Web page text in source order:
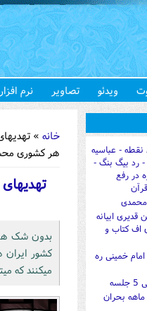
ویدئو تصاویر نرم افزار
خانه
هر کشوری
مي‎كنند كه مي‎تواند منجر به افول آن گردد. مشكلاتي كه همراه و درون انقلاب مي‎باشد، «
نقطه - عباسیه
رد بیگ بنگ -
در رفع
محمدی
ابیانه
اف کتاب و
خمینی ره
بحران